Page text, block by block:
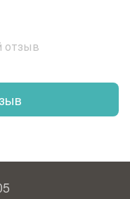
отзыв